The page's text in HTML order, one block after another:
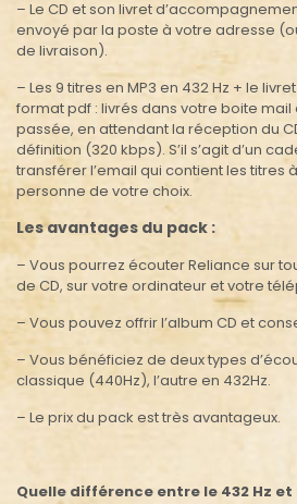
– Le CD et son livret
envoyé par la poste à votre adresse
de livraison).
– Les 9 titres en MP3 en 432 Hz + le
format pdf : livrés dans votre boite
passée, en attendant la réception du
définition (320 kbps). S’il s’agit d’un
transférer l’email qui contient les titres
personne de votre choix.
Les avantages du pack :
– Vous pourrez écouter Reliance sur
de CD, sur votre ordinateur et votre
– Vous pouvez offrir l’album CD et
– Vous bénéficiez de deux types
classique (440Hz), l’autre en 432Hz.
– Le prix du pack est très avantageux.
Quelle différence entre le 432 Hz